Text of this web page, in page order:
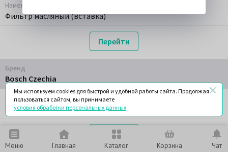
Меню Главная Каталог Корзина Чат
Наменование
Фильтр масляный (вставка)
Перейти
Бренд
Bosch Czechia
Артикул
1457429142
Перейти
Мы используем cookies для быстрой и удобной работы сайта. Продолжая
пользоваться сайтом, вы принимаете
условия обработки персональных данных